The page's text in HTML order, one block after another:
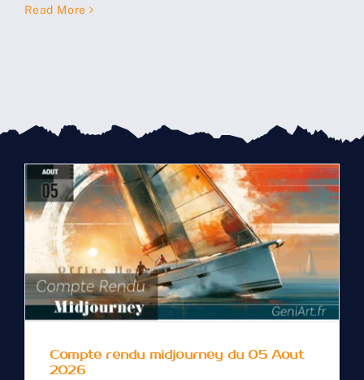
Read More
Compte rendu
midjourney du 05 Aout
2026
Compte rendu midjourney du 05 Aout
2026